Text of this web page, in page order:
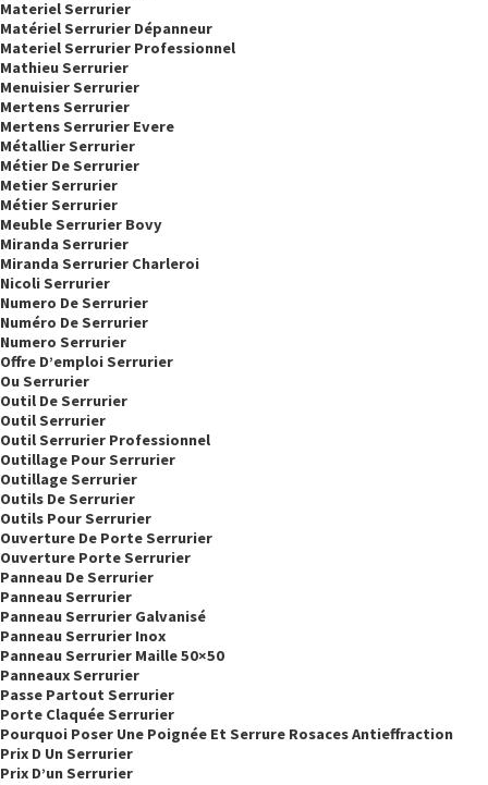
Materiel Serrurier
Matériel Serrurier Dépanneur
Materiel Serrurier Professionnel
Mathieu Serrurier
Menuisier Serrurier
Mertens Serrurier
Mertens Serrurier Evere
Métallier Serrurier
Métier De Serrurier
Metier Serrurier
Métier Serrurier
Meuble Serrurier Bovy
Miranda Serrurier
Miranda Serrurier Charleroi
Nicoli Serrurier
Numero De Serrurier
Numéro De Serrurier
Numero Serrurier
Offre D’emploi Serrurier
Ou Serrurier
Outil De Serrurier
Outil Serrurier
Outil Serrurier Professionnel
Outillage Pour Serrurier
Outillage Serrurier
Outils De Serrurier
Outils Pour Serrurier
Ouverture De Porte Serrurier
Ouverture Porte Serrurier
Panneau De Serrurier
Panneau Serrurier
Panneau Serrurier Galvanisé
Panneau Serrurier Inox
Panneau Serrurier Maille 50×50
Panneaux Serrurier
Passe Partout Serrurier
Porte Claquée Serrurier
Pourquoi Poser Une Poignée Et Serrure Rosaces Antieffraction
Prix D Un Serrurier
Prix D’un Serrurier